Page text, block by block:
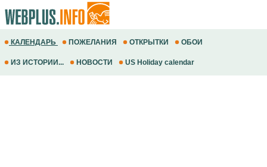
КАЛЕНДАРЬ ПОЖЕЛАНИЯ ОТКРЫТКИ ОБОИ
ИЗ ИСТОРИИ... НОВОСТИ US Holiday calendar